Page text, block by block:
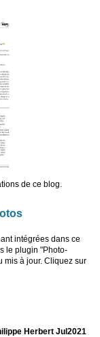
de ce blog.
intégrées dans ce
le plugin "Photo-
mis à jour. Cliquez sur
Herbert Jul2021